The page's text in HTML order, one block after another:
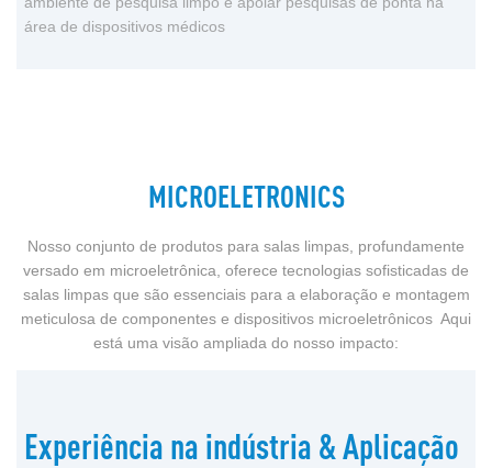
área de dispositivos médicos
MICROELETRONICS
Nosso conjunto de produtos para salas limpas, profundamente
versado em microeletrônica, oferece tecnologias sofisticadas de
salas limpas que são essenciais para a elaboração e montagem
meticulosa de componentes e dispositivos microeletrônicos Aqui
está uma visão ampliada do nosso impacto:
Experiência na indústria & Aplicação